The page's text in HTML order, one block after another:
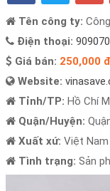
Tên công ty:
Điện thoại:
Giá bán: 250,000 đ
Website:
Tỉnh/TP: Hồ Chí
Quận/Huyện:
Xuất xứ: Việt Nam
Tình trạng: Sản